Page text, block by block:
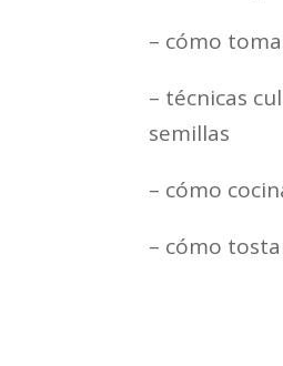
– cómo
– técnicas
semillas
– cómo
– cómo